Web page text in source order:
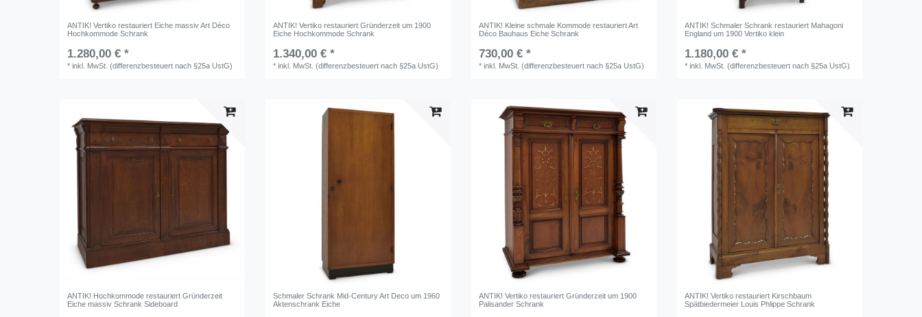
ANTIK! Vertiko restauriert Eiche massiv Art Déco
Hochkommode Schrank
1.280,00 € *
*inkl. MwSt. (differenzbesteuert nach §25a UstG)
ANTIK! Vertiko restauriert Gründerzeit um 1900
Eiche Hochkommode Schrank
1.340,00 € *
*inkl. MwSt. (differenzbesteuert nach §25a UstG)
ANTIK! Kleine schmale Kommode restauriert Art
Déco Bauhaus Eiche Schrank
730,00 € *
*inkl. MwSt. (differenzbesteuert nach §25a UstG)
ANTIK! Schmaler Schrank restauriert Mahagoni
England um 1900 Vertiko klein
1.180,00 € *
*inkl. MwSt. (differenzbesteuert nach §25a UstG)
ANTIK! Hochkommode restauriert Gründerzeit
Eiche massiv Schrank Sideboard
Schmaler Schrank Mid-Century Art Deco um 1960
Aktenschrank Eiche
ANTIK! Vertiko restauriert Gründerzeit um 1900
Palisander Schrank
ANTIK! Vertiko restauriert Kirschbaum
Spätbiedermeier Louis Phlippe Schrank